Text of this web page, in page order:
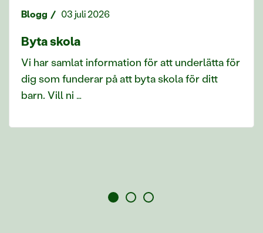
Blogg 03 juli 2026
Byta skola
Vi har samlat information för att underlätta för
dig som funderar på att byta skola för ditt
barn. Vill ni …